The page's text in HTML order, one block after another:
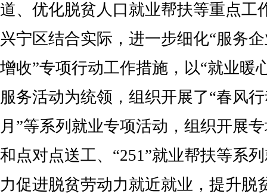
道、优化脱贫人口就业帮扶等重点工
兴宁区结合实际，进一步细化“服务
增收”专项行动工作措施，以“就业暖
服务活动为统领，组织开展了“春风
月”等系列就业专项活动，组织开展
和点对点送工、“251”就业帮扶等系
力促进脱贫劳动力就近就业，提升脱